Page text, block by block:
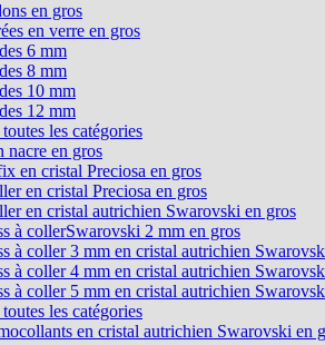
en gros
en verre en gros
6 mm
8 mm
10 mm
12 mm
les catégories
nacre en gros
en cristal Preciosa en gros
en cristal Preciosa en gros
en cristal autrichien Swarovski en gros
à collerSwarovski 2 mm en gros
à coller 3 mm en cristal autrichien
à coller 4 mm en cristal autrichien
à coller 5 mm en cristal autrichien
les catégories
en cristal autrichien Swarovski en